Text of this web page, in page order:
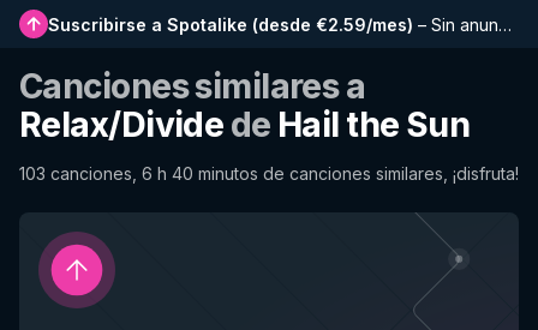
Suscribirse a Spotalike (desde €2.59/mes) – Sin anuncios, listas más largas, historial completo y acceso anticipado a nuevas funciones
Canciones similares a
Relax/Divide de Hail the Sun
103 canciones, 6 h 40 minutos de canciones similares, ¡disfruta!